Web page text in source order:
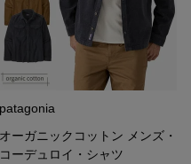
patagonia
オーガニックコットン メンズ・
コーデュロイ・シャツ